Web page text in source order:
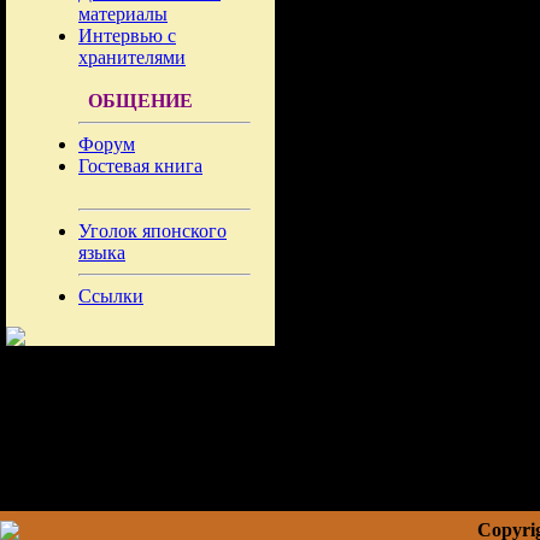
материалы
Интервью с
хранителями
ОБЩЕНИЕ
Форум
Гостевая книга
Уголок японского
языка
Ссылки